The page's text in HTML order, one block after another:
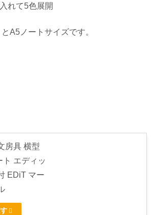
れて5色展開
A5ノートサイズです。
房具 横型
ト エディッ
EDiT マー